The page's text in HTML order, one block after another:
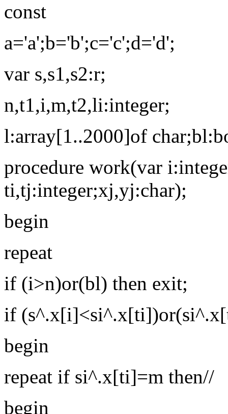
const
a='a';b='b';c='c';d='d';
var s,s1,s2:r;
n,t1,i,m,t2,li:integer;
l:array[1..2000]of
procedure work(var
ti,tj:integer;xj,yj:char);
begin
repeat
if (i>n)or(bl) then exit;
if
begin
repeat if si^.x[ti]=m then//
begin